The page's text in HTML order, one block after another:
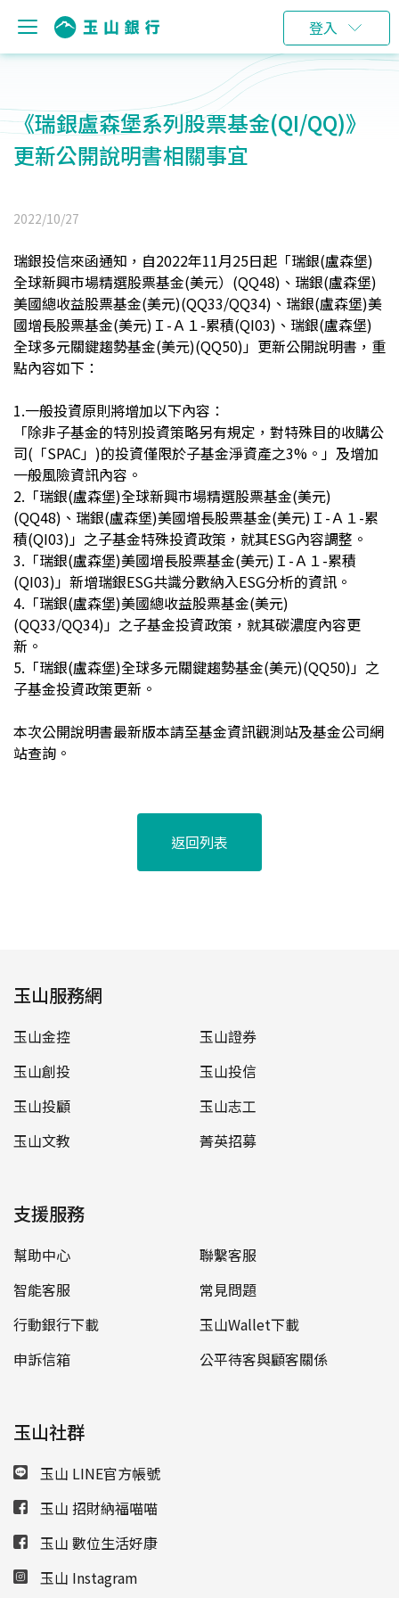
登入
《瑞銀盧森堡系列股票基金(QI/QQ)》
更新公開說明書相關事宜
2022/10/27
瑞銀投信來函通知，自2022年11月25日起「瑞銀(盧森堡)
全球新興市場精選股票基金(美元）(QQ48)、瑞銀(盧森堡)
美國總收益股票基金(美元)(QQ33/QQ34)、瑞銀(盧森堡)美
國增長股票基金(美元)Ｉ-Ａ１-累積(QI03)、瑞銀(盧森堡)
全球多元關鍵趨勢基金(美元)(QQ50)」更新公開說明書，重
點內容如下：
1.一般投資原則將增加以下內容：
「除非子基金的特別投資策略另有規定，對特殊目的收購公
司(「SPAC」)的投資僅限於子基金淨資產之3% 。」及增加
一般風險資訊內容。
2. 「瑞銀(盧森堡)全球新興市場精選股票基金(美元)
(QQ48)、瑞銀(盧森堡)美國增長股票基金(美元)Ｉ-Ａ１-累
積(QI03)」之子基金特殊投資政策，就其ESG內容調整。
3. 「瑞銀(盧森堡)美國增長股票基金(美元)Ｉ-Ａ１-累積
(QI03)」新增瑞銀ESG共識分數納入ESG分析的資訊。
4. 「瑞銀(盧森堡)美國總收益股票基金(美元)
(QQ33/QQ34)」之子基金投資政策，就其碳濃度內容更
新。
5. 「瑞銀(盧森堡)全球多元關鍵趨勢基金(美元)(QQ50)」之
子基金投資政策更新。
本次公開說明書最新版本請至基金資訊觀測站及基金公司網
站查詢。
返回列表
玉山服務網
玉山金控
玉山證券
玉山創投
玉山投信
玉山投顧
玉山志工
玉山文教
菁英招募
支援服務
幫助中心
聯繫客服
智能客服
常見問題
行動銀行下載
玉山Wallet下載
申訴信箱
公平待客與顧客關係
玉山社群
玉山 LINE官方帳號
玉山 招財納福喵喵
玉山 數位生活好康
玉山 Instagram